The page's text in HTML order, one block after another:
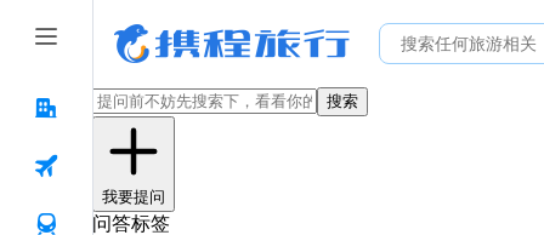
搜索
我要提问
问答标签